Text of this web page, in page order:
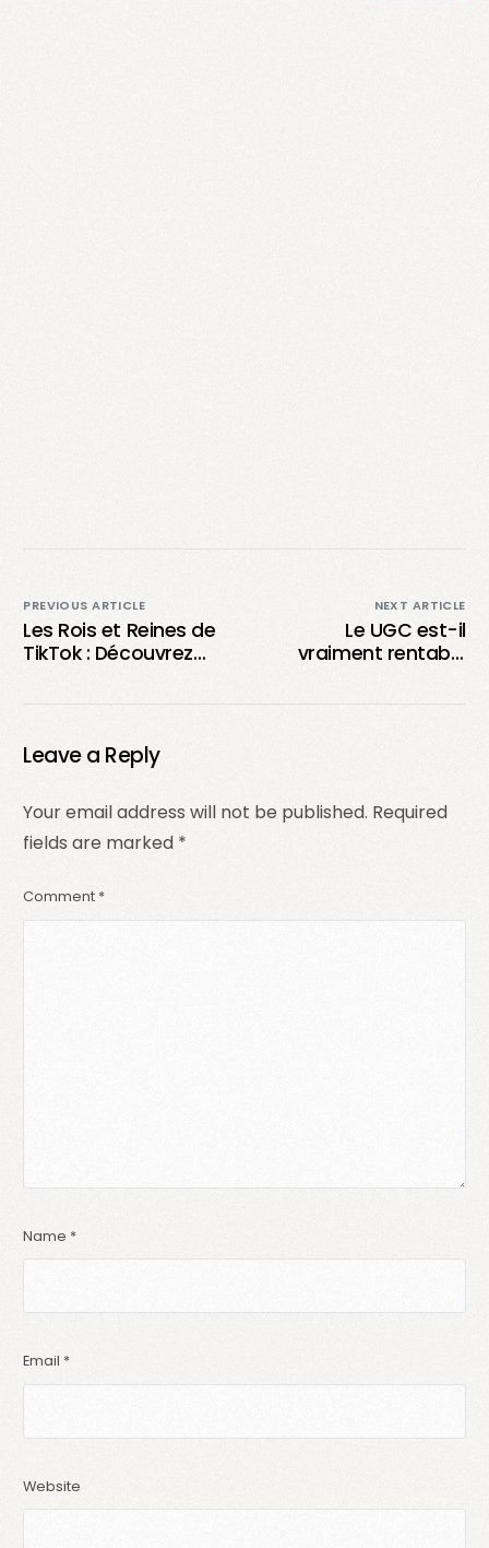
PREVIOUS ARTICLE
Les Rois et Reines de
TikTok : Découvrez
Tiktokeur du Moment
NEXT ARTICLE
Le UGC est-il
vraiment rentable
et les créateurs de
Leave a Reply
Your email address will not be published. Required
fields are marked *
Comment *
Name *
Email *
Website